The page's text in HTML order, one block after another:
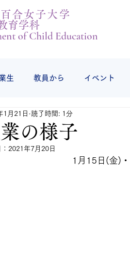
合女子大学
育学科
of Child Education
生 教員から イベント
学生から 授業の様子
の様子
1月21日 読了時間: 1分
2021年7月20日
1月15日(金)